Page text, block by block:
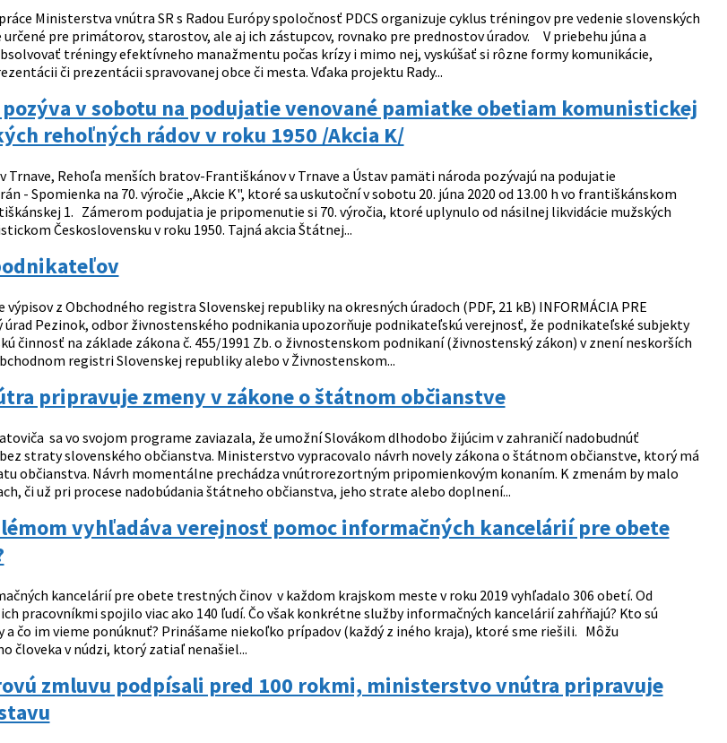
Ministerstva vnútra SR s Radou Európy spoločnosť PDCS organizuje cyklus tréningov pre vedenie slovenských
určené pre primátorov, starostov, ale aj ich zástupcov, rovnako pre prednostov úradov. V priebehu júna a
tréningy efektívneho manažmentu počas krízy i mimo nej, vyskúšať si rôzne formy komunikácie,
či prezentácii spravovanej obce či mesta. Vďaka projektu Rady...
v sobotu na podujatie venované pamiatke obetiam komunistickej
rehoľných rádov v roku 1950 /Akcia K/
Trnave, Rehoľa menších bratov-Františkánov v Trnave a Ústav pamäti národa pozývajú na podujatie
- Spomienka na 70. výročie „Akcie K", ktoré sa uskutoční v sobotu 20. júna 2020 od 13.00 h vo františkánskom
1. Zámerom podujatia je pripomenutie si 70. výročia, ktoré uplynulo od násilnej likvidácie mužských
Československu v roku 1950. Tajná akcia Štátnej...
z Obchodného registra Slovenskej republiky na okresných úradoch (PDF, 21 kB) INFORMÁCIA PRE
úrad Pezinok, odbor živnostenského podnikania upozorňuje podnikateľskú verejnosť, že podnikateľské subjekty
činnosť na základe zákona č. 455/1991 Zb. o živnostenskom podnikaní (živnostenský zákon) v znení neskorších
registri Slovenskej republiky alebo v Živnostenskom...
pripravuje zmeny v zákone o štátnom občianstve
sa vo svojom programe zaviazala, že umožní Slovákom dlhodobo žijúcim v zahraničí nadobudnúť
straty slovenského občianstva. Ministerstvo vypracovalo návrh novely zákona o štátnom občianstve, ktorý má
občianstva. Návrh momentálne prechádza vnútrorezortným pripomienkovým konaním. K zmenám by malo
či už pri procese nadobúdania štátneho občianstva, jeho strate alebo doplnení...
vyhľadáva verejnosť pomoc informačných kancelárií pre obete
kancelárií pre obete trestných činov v každom krajskom meste v roku 2019 vyhľadalo 306 obetí. Od
pracovníkmi spojilo viac ako 140 ľudí. Čo však konkrétne služby informačných kancelárií zahŕňajú? Kto sú
čo im vieme ponúknuť? Prinášame niekoľko prípadov (každý z iného kraja), ktoré sme riešili. Môžu
človeka v núdzi, ktorý zatiaľ nenašiel...
zmluvu podpísali pred 100 rokmi, ministerstvo vnútra pripravuje